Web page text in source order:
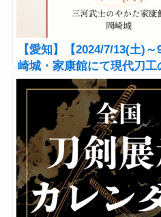
【愛知】【2024/7/13(土)
崎城・家康館にて現代刀工
展開催！『第十七回お守り